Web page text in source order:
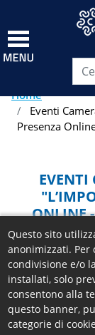
Home
Eventi
Presenza
EVENTI
ONLINE
Come
utilizzare al
marketing?
dell’evento
di Cosenza
Questo sito
anonimizzati.
condivisione e/o
installati, solo
consentono alla
questo banner,
categorie di